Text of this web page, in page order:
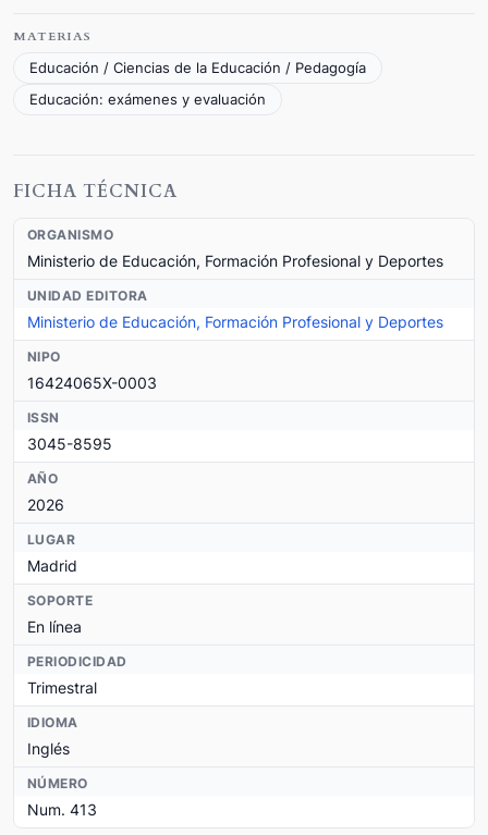
MATERIAS
Educación / Ciencias de la Educación / Pedagogía
Educación: exámenes y evaluación
FICHA TÉCNICA
ORGANISMO
Ministerio de Educación, Formación Profesional y Deportes
UNIDAD EDITORA
Ministerio de Educación, Formación Profesional y Deportes
NIPO
16424065X-0003
ISSN
3045-8595
AÑO
2026
LUGAR
Madrid
SOPORTE
En línea
PERIODICIDAD
Trimestral
IDIOMA
Inglés
NÚMERO
Num. 413